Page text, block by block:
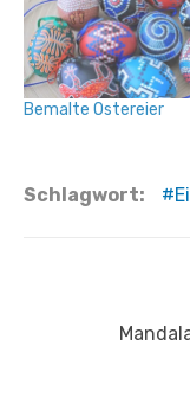
Bemalte Ostereier
Schlagwort: